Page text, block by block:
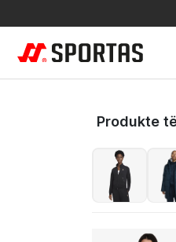
Produkte